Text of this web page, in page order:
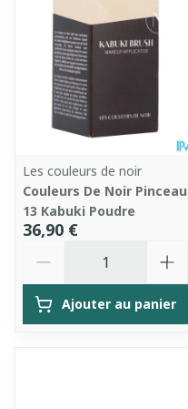
Les couleurs de noir
Couleurs De Noir Pinceau
13 Kabuki Poudre
36,90 €
Ajouter au panier